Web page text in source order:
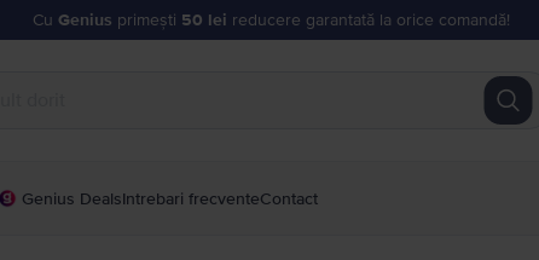
Cu Genius primești 50 lei reducere garantată la orice comandă!
Genius DealsIntrebari frecventeContact